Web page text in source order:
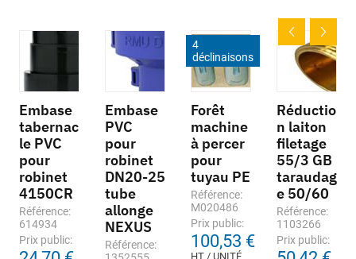
Embase
tabernac
le PVC
pour
robinet
4150CR
Référence:
614934
Prix public:
Embase
PVC
pour
robinet
DN20-25
tube
allonge
NEXUS
Référence:
4
déclinaisons
Forêt
machine
à percer
pour
tuyau PE
Référence:
M020486
Prix public:
100,53 €
HT / UNITÉ
Réductio
n laiton
filetage
55/3 GB
taraudag
e 50/60
Référence:
1103266
Prix public: